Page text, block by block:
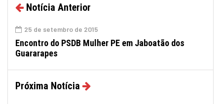
Notícia Anterior
25 de setembro de 2015
Encontro do PSDB Mulher PE em Jaboatão dos
Guararapes
Próxima Notícia